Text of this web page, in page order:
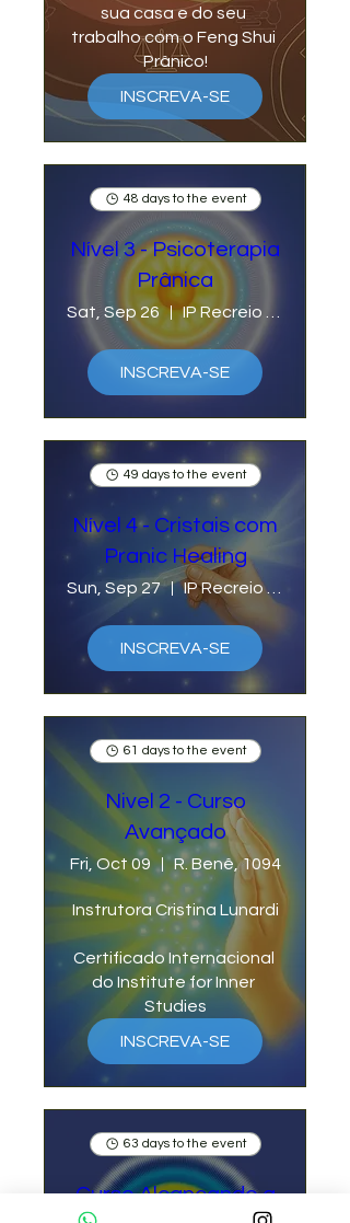
sua casa e do seu
trabalho com o Feng Shui
Prânico!
INSCREVA-SE
48 days to the event
Nível 3 - Psicoterapia
Prânica
Sat, Sep 26 IP Recreio com Cristina Lunardi
INSCREVA-SE
49 days to the event
Nível 4 - Cristais com
Pranic Healing
Sun, Sep 27 IP Recreio com Cristina Lunardi
INSCREVA-SE
61 days to the event
Nivel 2 - Curso
Avançado
Fri, Oct 09 R. Benê, 1094
Instrutora Cristina Lunardi
Certificado Internacional
do Institute for Inner
Studies
INSCREVA-SE
63 days to the event
Curso Alcançando a